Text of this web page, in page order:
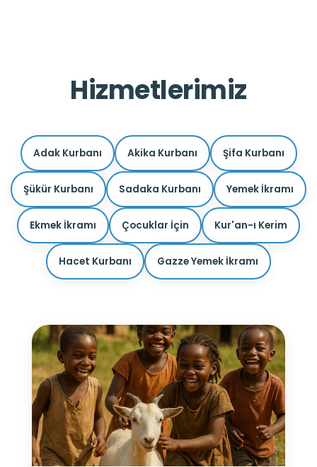
Hizmetlerimiz
Adak Kurbanı Akika Kurbanı Şifa Kurbanı
Şükür Kurbanı Sadaka Kurbanı Yemek İkramı
Ekmek İkramı Çocuklar İçin Kur'an-ı Kerim
Hacet Kurbanı Gazze Yemek İkramı